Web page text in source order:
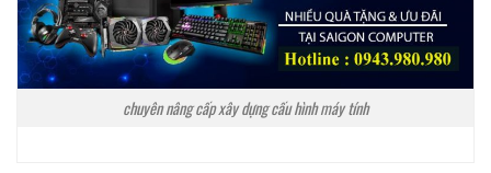
chuyên nâng cấp xây dựng cấu hình máy tính